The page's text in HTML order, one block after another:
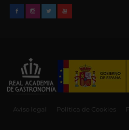
Aviso legal Política de Cookies